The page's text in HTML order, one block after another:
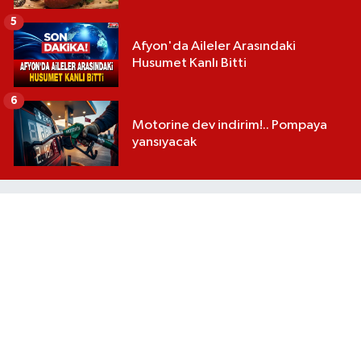
Afyon'da Aileler Arasındaki
Husumet Kanlı Bitti
5
Motorine dev indirim!.. Pompaya
yansıyacak
6